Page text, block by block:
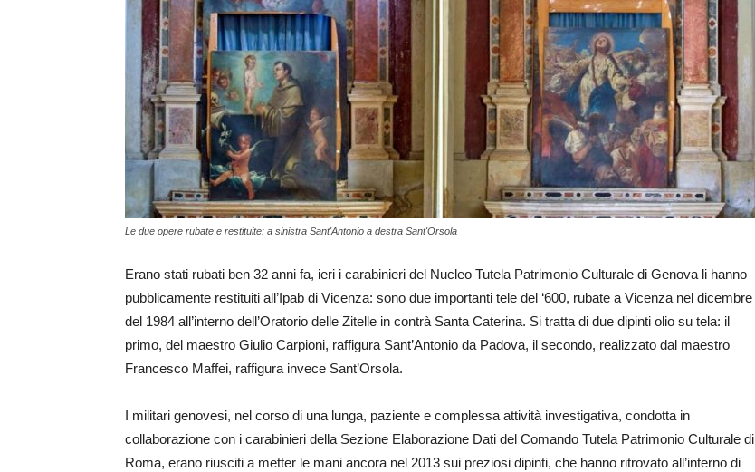
Le due opere rubate e restituite: a sinistra Sant'Antonio a destra Sant'Orsola
Erano stati rubati ben 32 anni fa, ieri i carabinieri del Nucleo Tutela Patrimonio Culturale di Genova li hanno
pubblicamente restituiti all’Ipab di Vicenza: sono due importanti tele del ‘600, rubate a Vicenza nel dicembre
del 1984 all’interno dell’Oratorio delle Zitelle in contrà Santa Caterina. Si tratta di due dipinti olio su tela: il
primo, del maestro Giulio Carpioni, raffigura Sant’Antonio da Padova, il secondo, realizzato dal maestro
Francesco Maffei, raffigura invece Sant’Orsola.
I militari genovesi, nel corso di una lunga, paziente e complessa attività investigativa, condotta in
collaborazione con i carabinieri della Sezione Elaborazione Dati del Comando Tutela Patrimonio Culturale di
Roma, erano riusciti a metter le mani ancora nel 2013 sui preziosi dipinti, che hanno ritrovato all’interno di